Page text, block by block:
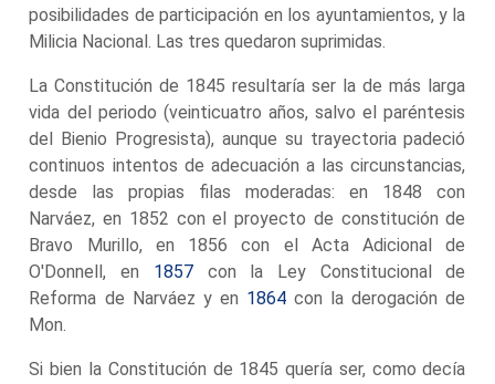
posibilidades de participación en los ayuntamientos, y la
Milicia Nacional. Las tres quedaron suprimidas.
La Constitución de 1845 resultaría ser la de más larga
vida del periodo (veinticuatro años, salvo el paréntesis
del Bienio Progresista), aunque su trayectoria padeció
continuos intentos de adecuación a las circunstancias,
desde las propias filas moderadas: en 1848 con
Narváez, en 1852 con el proyecto de constitución de
Bravo Murillo, en 1856 con el Acta Adicional de
O'Donnell, en 1857con la Ley Constitucional de
Reforma de Narváez y en 1864con la derogación de
Mon.
Si bien la Constitución de 1845 quería ser, como decía